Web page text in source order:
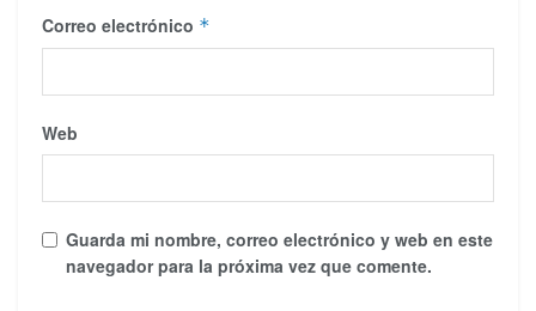
Correo electrónico *
Web
Guarda mi nombre, correo electrónico y web en este
navegador para la próxima vez que comente.